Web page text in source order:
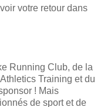
votre retour dans
Running Club, de la
Training et du
! Mais
de sport et de